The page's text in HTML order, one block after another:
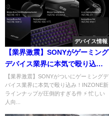
デバイス情報
【業界激震】SONYがゲーミング
デバイス業界に本気で殴り込
み！INZONEの新ラインナップが
ついに公開
【業界激震】SONYがついにゲーミングデ
バイス業界に本気で殴り込み！INZONE新
ラインナップが圧倒的すぎる件 ⚡ 忙しい
人向...